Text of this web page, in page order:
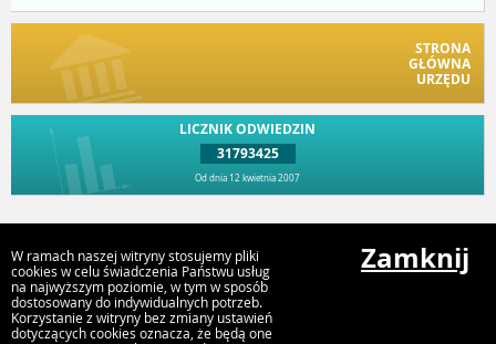
STRONA
GŁÓWNA
URZĘDU
LICZNIK ODWIEDZIN
31793425
Od dnia 12 kwietnia 2007
Urząd Gminy i Miasta Rychwał
Plac Wolności 16, 62-570 Rychwał
W ramach naszej witryny stosujemy pliki
cookies w celu świadczenia Państwu usług
na najwyższym poziomie, w tym w sposób
dostosowany do indywidualnych potrzeb.
Korzystanie z witryny bez zmiany ustawień
dotyczących cookies oznacza, że będą one
Zamknij